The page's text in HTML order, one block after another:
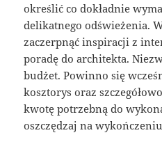
określić co dokładnie
delikatnego odświeżenia.
zaczerpnąć inspiracji z
poradę do architekta.
budżet. Powinno się
kosztorys oraz
kwotę potrzebną do
oszczędzaj na